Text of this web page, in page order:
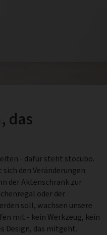
das
- dafür steht stocubo.
den Veränderungen
der Aktenschrank zur
oder der
soll, wachsen unsere
mit - kein Werkzeug, kein
Design, das mitgeht.